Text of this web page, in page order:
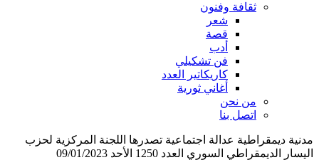
ثقافة وفنون
شعر
قصة
أدب
فن تشكيلي
كاريكاتير العدد
أغاني ثورية
من نحن
اتصل بنا
مدنية ديمقراطية عدالة اجتماعية تصدرها اللجنة المركزية لحزب
اليسار الديمقراطي السوري العدد 1250 الأحد 09/01/2023